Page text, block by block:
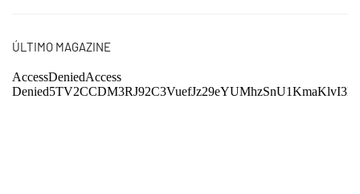
ÚLTIMO MAGAZINE